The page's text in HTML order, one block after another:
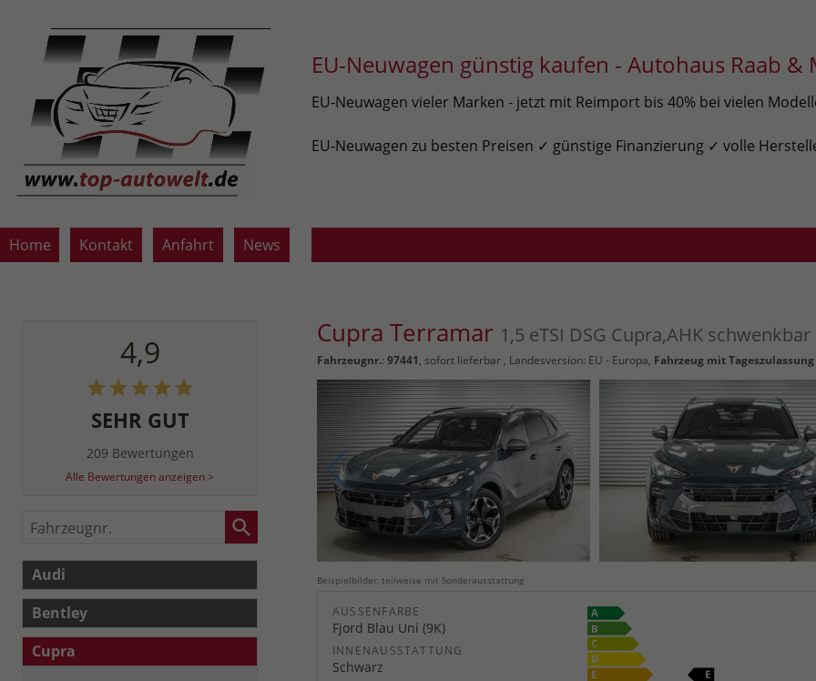
EU-Neuwagen günstig kaufen - Autohaus Raab &
EU-Neuwagen vieler Marken - jetzt mit Reimport bis 40% bei vielen
EU-Neuwagen zu besten Preisen ✓ günstige Finanzierung ✓ volle
Home Kontakt Anfahrt News
Cupra Terramar 1,5 eTSI DSG Cupra,AHK schwenkbar
Fahrzeugnr.: 97441, sofort lieferbar, Landesversion: EU - Europa, Fahrzeug mit Tageszulassung
Beispielbilder, teilweise mit Sonderausstattung
AUSSENFARBE
Fjord Blau Uni (9K)
INNENAUSSTATTUNG
Schwarz
4,9
SEHR GUT
209 Bewertungen
Alle Bewertungen anzeigen >
Fahrzeugnr.
Audi
Bentley
Cupra